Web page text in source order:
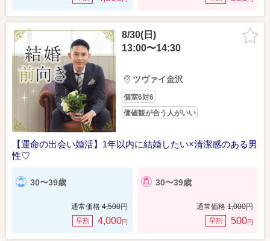
8/30(日)
13:00〜14:30
ツヴァイ金沢
個室6対6
価値観が合う人がいい
【運命の出会い婚活】1年以内に結婚したい×清潔感のある男
性♡
30〜39歳
通常価格 4,500円
早割 4,000円
30〜39歳
通常価格 1,000円
早割 500円